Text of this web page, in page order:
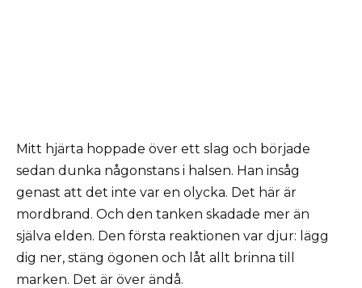
Mitt hjärta hoppade över ett slag och började
sedan dunka någonstans i halsen. Han insåg
genast att det inte var en olycka. Det här är
mordbrand. Och den tanken skadade mer än
själva elden. Den första reaktionen var djur: lägg
dig ner, stäng ögonen och låt allt brinna till
marken. Det är över ändå.